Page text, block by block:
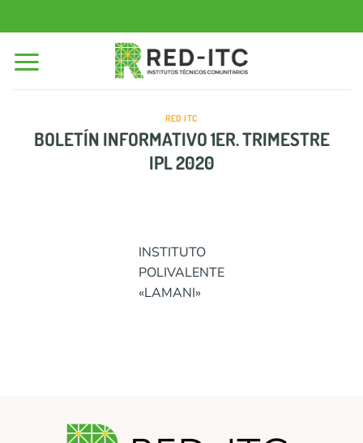
al
contenido
RED ITC
BOLETÍN INFORMATIVO 1ER. TRIMESTRE
IPL 2020
INSTITUTO
POLIVALENTE
«LAMANI»